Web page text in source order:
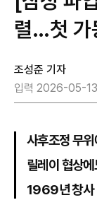
렬…첫 가
조성준 기자
입력 2026-05-
사후조정 무
릴레이 협상
1969년 창사